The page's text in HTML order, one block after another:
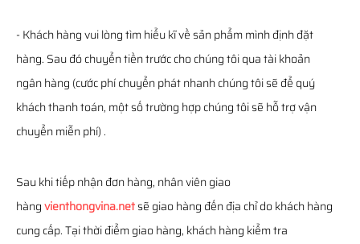
- Khách hàng vui lòng tìm hiểu kĩ về sản phẩm mình định đặt
hàng. Sau đó chuyển tiền trước cho chúng tôi qua tài khoản
ngân hàng (cước phí chuyển phát nhanh chúng tôi sẽ để quý
khách thanh toán, một số trường hợp chúng tôi sẽ hỗ trợ vận
chuyển miễn phí) .
Sau khi tiếp nhận đơn hàng, nhân viên giao
hàngvienthongvina.netsẽ giao hàng đến địa chỉ do khách hàng
cung cấp. Tại thời điểm giao hàng, khách hàng kiểm tra